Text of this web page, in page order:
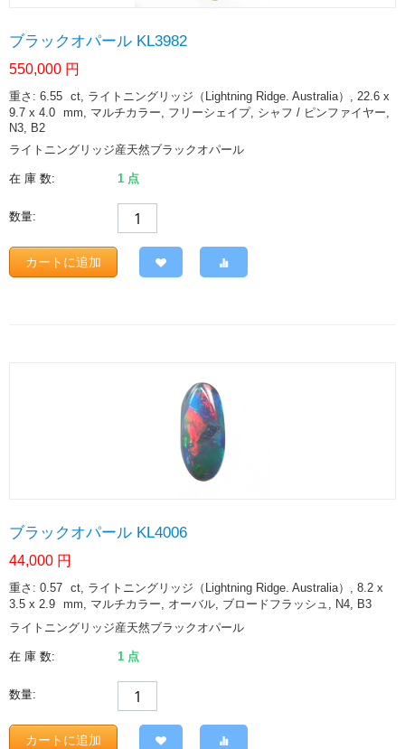
ブラックオパール KL3982
550,000 円
重さ: 6.55 ct, ライトニングリッジ（Lightning Ridge. Australia）, 22.6 x
9.7 x 4.0 mm, マルチカラー, フリーシェイプ, シャフ / ピンファイヤー,
N3, B2
ライトニングリッジ産天然ブラックオパール
在 庫 数: 1 点
数量:
カートに追加
ブラックオパール KL4006
44,000 円
重さ: 0.57 ct, ライトニングリッジ（Lightning Ridge. Australia）, 8.2 x
3.5 x 2.9 mm, マルチカラー, オーバル, ブロードフラッシュ, N4, B3
ライトニングリッジ産天然ブラックオパール
在 庫 数: 1 点
数量:
カートに追加